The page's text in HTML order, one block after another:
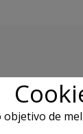
de